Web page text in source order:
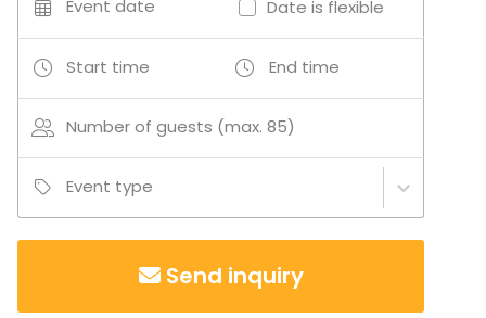
peruskalustuksessa ja – varustuksessa: fläppitaulu,
75" näyttö, langaton verkkoyhteys, kynät ja lehtiöt
sekä kokoustikkarit.
Event date Date is flexible
Start time End time
Number of guests (max. 85)
Event type
Send inquiry